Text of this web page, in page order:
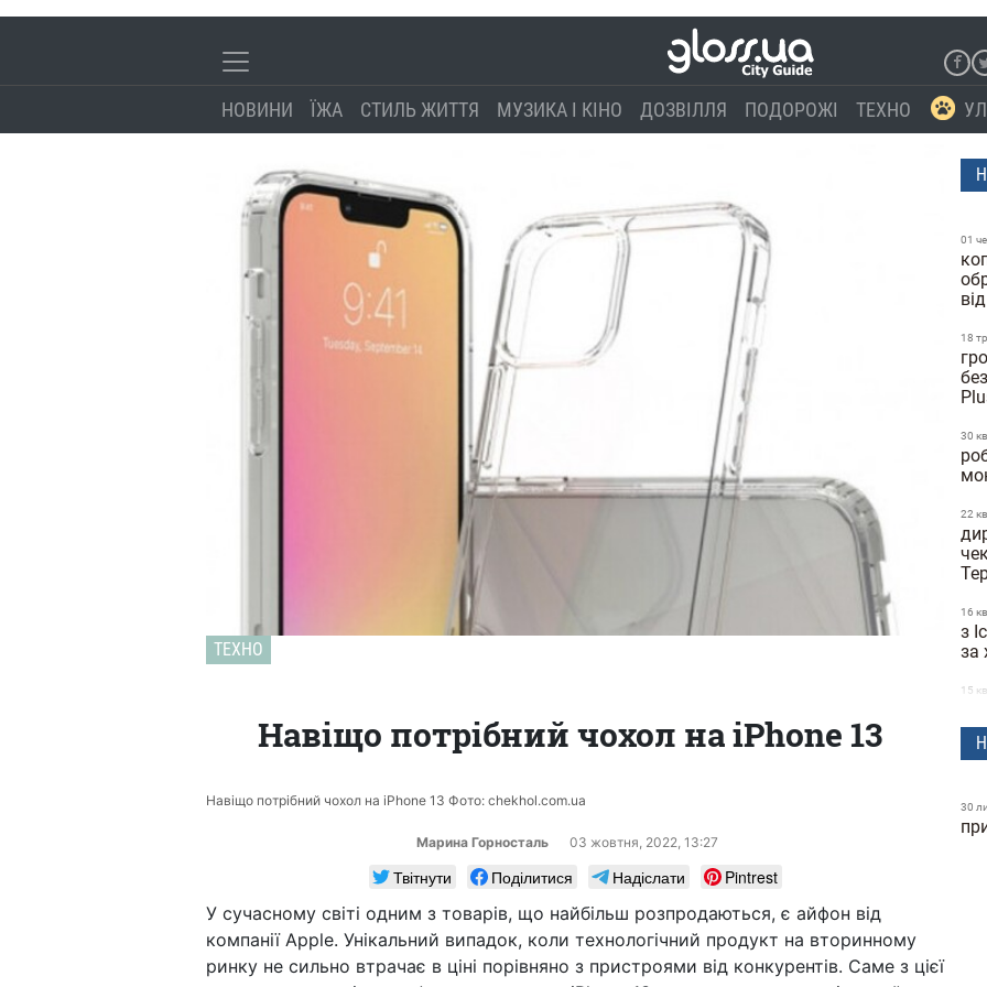
НОВИНИ ЇЖА СТИЛЬ ЖИТТЯ МУЗИКА І КІНО ДОЗВІЛЛЯ ПОДОРОЖІ ТЕХНО
ТЕХНО
Навіщо потрібний чохол на iPhone 13
Навіщо потрібний чохол на iPhone 13 Фото: chekhol.com.ua
Марина Горносталь 03 жовтня, 2022, 13:27
Твітнути Поділитися Надіслати
Pintrest
У сучасному світі одним з товарів, що найбільш розпродаються, є айфон від
компанії Apple. Унікальний випадок, коли технологічний продукт на вторинному
ринку не сильно втрачає в ціні порівняно з пристроями від конкурентів. Саме з цієї
01
18
30
22
16
з
за
15
зі
30